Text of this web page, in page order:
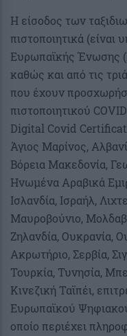
Η είσοδος των
πιστοποιητικά
Ευρωπαϊκής Ένωσης
καθώς και από τις
που έχουν
πιστοποιητικού
Digital Covid
Άγιος Μαρίνος,
Βόρεια Μακεδονία,
Ηνωμένα Αραβικά
Ισλανδία, Ισραήλ,
Μαυροβούνιο,
Ζηλανδία, Ουκρανία,
Ακρωτήριο, Σερβία,
Τουρκία, Τυνησία,
Κινεζική Ταϊπέι,
Ευρωπαϊκού
οποίο περιέχει